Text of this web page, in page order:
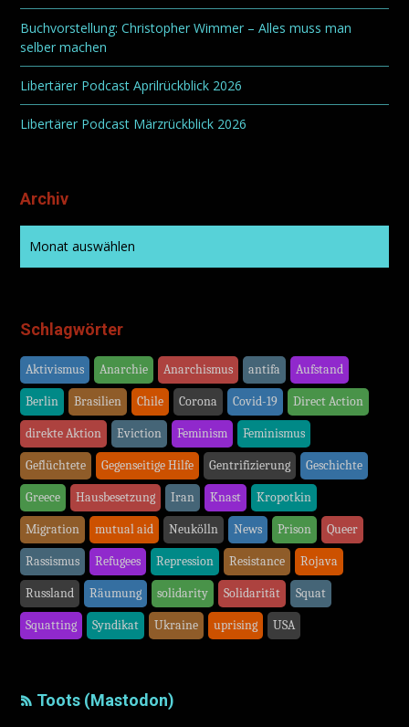
Buchvorstellung: Christopher Wimmer – Alles muss man
selber machen
Libertärer Podcast Aprilrückblick 2026
Libertärer Podcast Märzrückblick 2026
Archiv
Schlagwörter
Aktivismus Anarchie Anarchismus antifa Aufstand
Berlin Brasilien Chile Corona Covid-19 Direct Action
direkte Aktion Eviction Feminism Feminismus
Geflüchtete Gegenseitige Hilfe Gentrifizierung Geschichte
Greece Hausbesetzung Iran Knast Kropotkin
Migration mutual aid Neukölln News Prison Queer
Rassismus Refugees Repression Resistance Rojava
Russland Räumung solidarity Solidarität Squat
Squatting Syndikat Ukraine uprising USA
Toots (Mastodon)